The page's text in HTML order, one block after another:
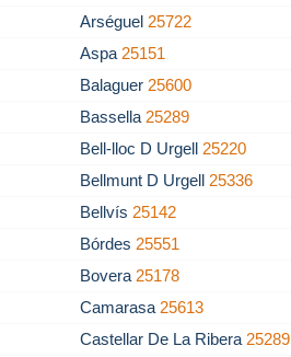
Arséguel 25722
Aspa 25151
Balaguer 25600
Bassella 25289
Bell-lloc D Urgell 25220
Bellmunt D Urgell 25336
Bellvís 25142
Bórdes 25551
Bovera 25178
Camarasa 25613
Castellar De La Ribera 25289